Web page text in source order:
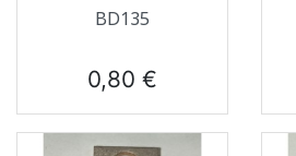
BD135
Prix
0,80 €